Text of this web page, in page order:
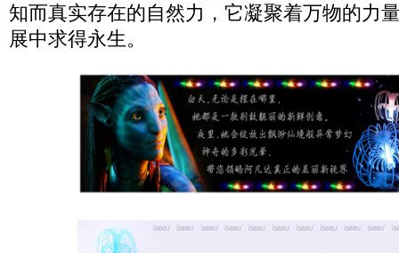
知而真实存在的自然力，它凝聚着万物的力
展中求得永生。